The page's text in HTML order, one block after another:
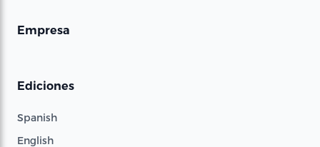
Empresa
Ediciones
Spanish
English